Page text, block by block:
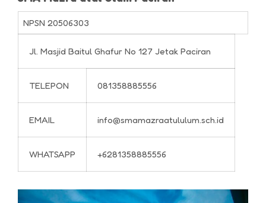
NPSN 20506303
Jl. Masjid Baitul Ghafur No 127 Jetak Paciran
TELEPON 081358885556
EMAIL info@smamazraatululum.sch.id
WHATSAPP +6281358885556